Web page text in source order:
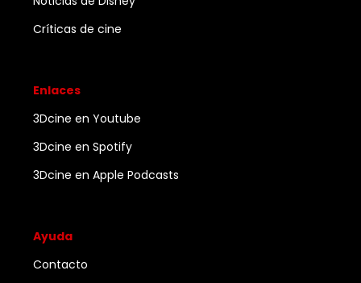
Críticas de cine
Enlaces
3Dcine en Youtube
3Dcine en Spotify
3Dcine en Apple Podcasts
Ayuda
Contacto